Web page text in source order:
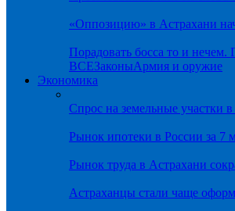
«Оппозицию» в Астрахани
Порадовать босса то и
ВСЕЗаконыАрмия и оружие
Экономика
Спрос на земельные участки
Рынок ипотеки в России за 7
Рынок труда в Астрахани
Астраханцы стали чаще